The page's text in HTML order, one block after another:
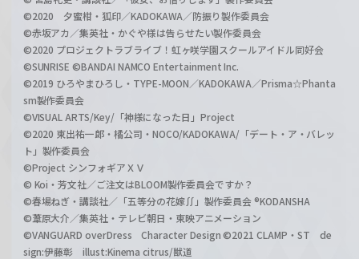
©2020 夕蜜柑・狐印／KADOKAWA／防振り製作委員会
©赤坂アカ／集英社・かぐや様は告らせたい製作委員会
©2020 プロジェクトラブライブ！虹ヶ咲学園スクールアイドル同好会
©SUNRISE ©BANDAI NAMCO Entertainment Inc.
©2019 ひろやまひろし・TYPE-MOON／KADOKAWA／Prisma☆Phanta
sm製作委員会
©VISUAL ARTS/Key/「神様になった日」Project
©2020 東出祐一郎・橘公司・NOCO/KADOKAWA/「デート・ア・バレッ
ト」製作委員会
©Project シンフォギアＸＶ
© Koi・芳文社／ご注文はBLOOM製作委員会ですか？
©春場ねぎ・講談社／「五等分の花嫁∬」製作委員会 ®KODANSHA
©葦原大介／集英社・テレビ朝日・東映アニメーション
©VANGUARD overDress Character Design ©2021 CLAMP・ST de
sign:伊藤彰 illust:Kinema citrus/獣道